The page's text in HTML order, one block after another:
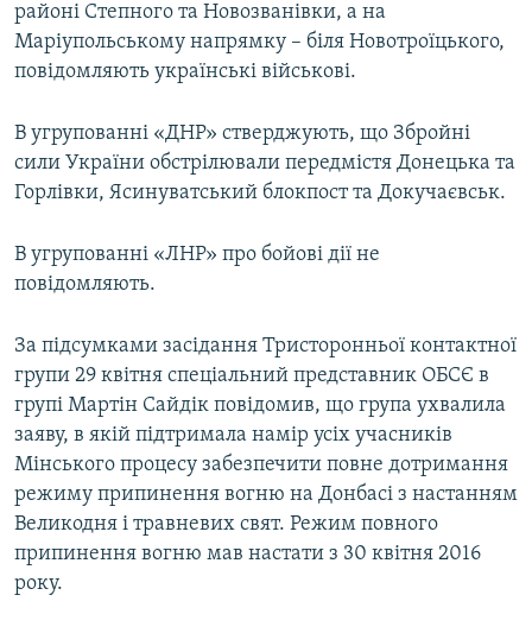
районі Степного та Новозванівки, а на
Маріупольському напрямку – біля Новотроїцького,
повідомляють українські військові.
В угрупованні «ДНР» стверджують, що Збройні
сили України обстрілювали передмістя Донецька та
Горлівки, Ясинуватський блокпост та Докучаєвськ.
В угрупованні «ЛНР» про бойові дії не
повідомляють.
За підсумками засідання Тристоронньої контактної
групи 29 квітня спеціальний представник ОБСЄ в
групі Мартін Сайдік повідомив, що група ухвалила
заяву, в якій підтримала намір усіх учасників
Мінського процесу забезпечити повне дотримання
режиму припинення вогню на Донбасі з настанням
Великодня і травневих свят. Режим повного
припинення вогню мав настати з 30 квітня 2016
року.